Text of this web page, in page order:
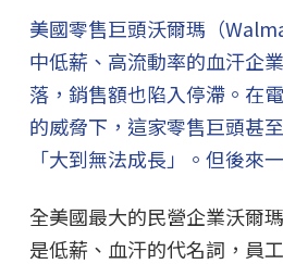
美國零售巨頭沃爾瑪（
中低薪、高流動率的血汗企
落，銷售額也陷入停滯。在
的威脅下，這家零售巨頭甚
「大到無法成長」。但後來
全美國最大的民營企業沃爾
是低薪、血汗的代名詞，員